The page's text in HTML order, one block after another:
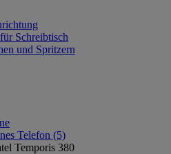
Schreibtisch
und Spritzern
Telefon (5)
Temporis 380